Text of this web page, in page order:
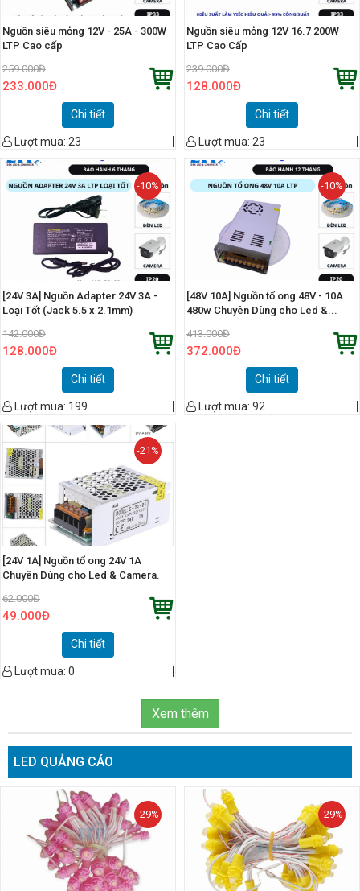
Nguồn siêu mỏng 12V - 25A - 300W
LTP Cao cấp
259.000Đ
233.000Đ
Chi tiết
Lượt mua: 23
Nguồn siêu mỏng 12V 16.7 200W
LTP Cao Cấp
239.000Đ
128.000Đ
Chi tiết
Lượt mua: 23
-10%
[24V 3A] Nguồn Adapter 24V 3A -
Loại Tốt (Jack 5.5 x 2.1mm)
142.000Đ
128.000Đ
Chi tiết
Lượt mua: 199
-10%
[48V 10A] Nguồn tổ ong 48V - 10A
480w Chuyên Dùng cho Led &...
413.000Đ
372.000Đ
Chi tiết
Lượt mua: 92
-21%
[24V 1A] Nguồn tổ ong 24V 1A
Chuyên Dùng cho Led & Camera.
62.000Đ
49.000Đ
Chi tiết
Lượt mua: 0
Xem thêm
LED QUẢNG CÁO
-29% -29%